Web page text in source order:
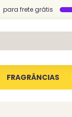
para frete grátis
FRAGRÂNCIAS